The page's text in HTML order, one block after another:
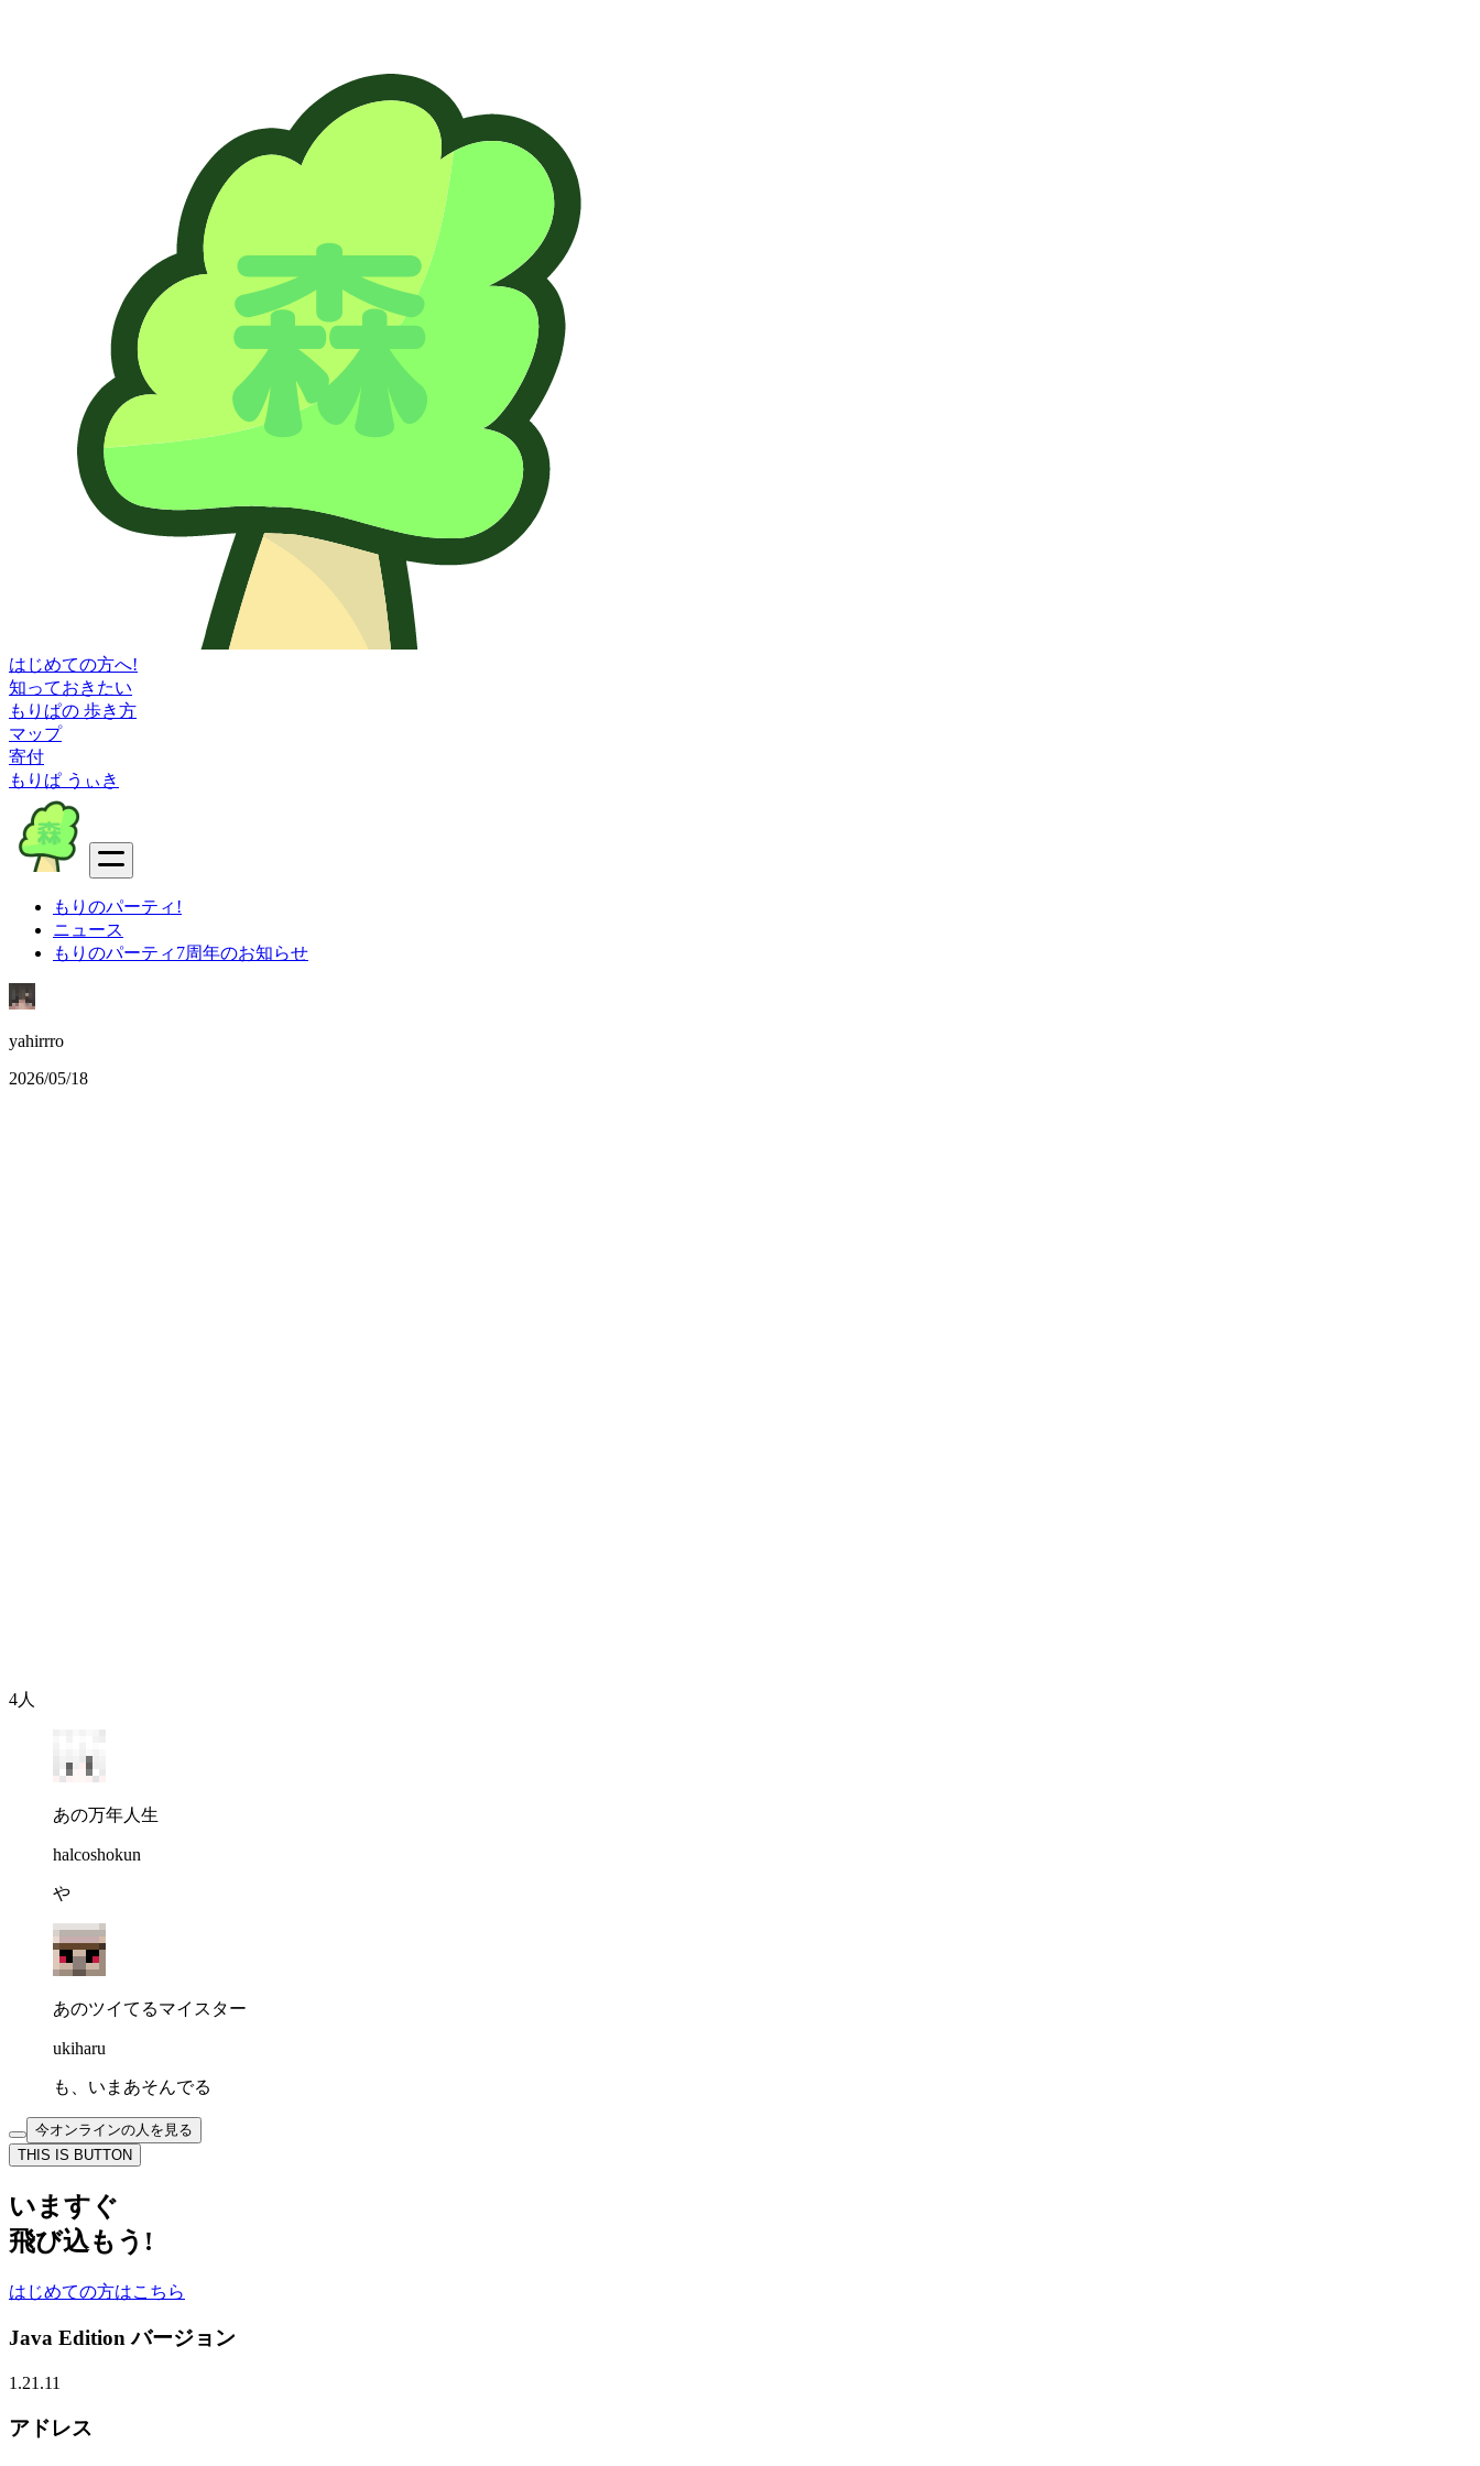
はじめての方へ!
知っておきたい
もりぱの 歩き方
マップ
寄付
もりぱ うぃき
もりのパーティ!
ニュース
もりのパーティ7周年のお知らせ
yahirrro
2026/05/18
4人
あの万年人生
halcoshokun
や
あのツイてるマイスター
ukiharu
も、いまあそんでる
今オンラインの人を見る
THIS IS BUTTON
いますぐ
飛び込もう!
はじめての方はこちら
Java Edition バージョン
1.21.11
アドレス